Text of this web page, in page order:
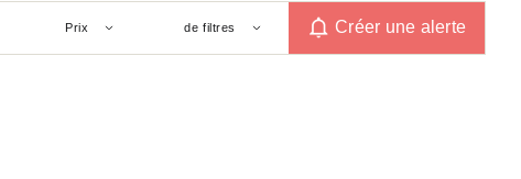
Prix de filtres Créer une alerte